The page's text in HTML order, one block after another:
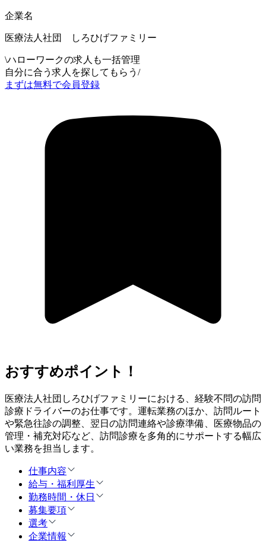
企業名
医療法人社団 しろひげファミリー
\ハローワークの求人も一括管理
自分に合う求人を探してもらう /
まずは無料で会員登録
おすすめポイント！
医療法人社団しろひげファミリーにおける、経験不問の訪問
診療ドライバーのお仕事です。運転業務のほか、訪問ルート
や緊急往診の調整、翌日の訪問連絡や診療準備、医療物品の
管理・補充対応など、訪問診療を多角的にサポートする幅広
い業務を担当します。
仕事内容
給与・福利厚生
勤務時間・休日
募集要項
選考
企業情報